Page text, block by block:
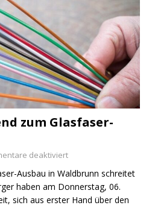
zum Glasfaser-
deaktiviert
Ausbau in Waldbrunn schreitet
haben am Donnerstag, 06.
sich aus erster Hand über den